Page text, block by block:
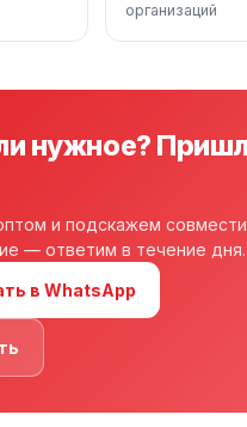
организаций
нужное?
и подскажем
— ответим в течение дня.
в WhatsApp